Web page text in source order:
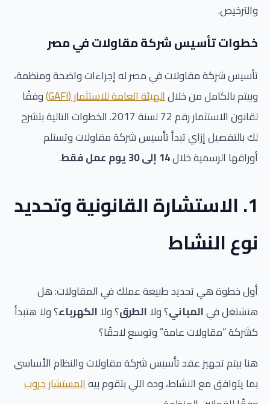
والترخيص.
خطوات تأسيس شركة مقاولات في مصر
تأسيس شركة مقاولات في مصر له إجراءات واضحة ومنظمة،
وبيتم بالكامل من خلالالهيئة العامة للاستثمار (GAFI)
وفقًا
لقانون الاستثمار رقم 72 لسنة 2017. الخطوات التالية بتشرح
لك بالتفصيل إزاي تبدأ تأسيس شركة مقاولات وتستلم
أوراقها الرسمية خلال14 إلى 30 يوم عمل فقط .
1. الاستشارة القانونية وتحديد
نوع النشاط
أول خطوة هي تحديد طبيعة عملك في المقاولات: هل
هتشتغل فيالمباني؟ ولاالطرق؟ ولاالكهرباء؟ ولا هتبدأ
كشركة “مقاولات عامة” وتوسع لاحقًا؟
هنا بيتم تجهيز عقد تأسيس شركة مقاولات والنظام الأساسي
بما يتوافق مع النشاط، وده اللي بتقوم بيهالمستشار جروب